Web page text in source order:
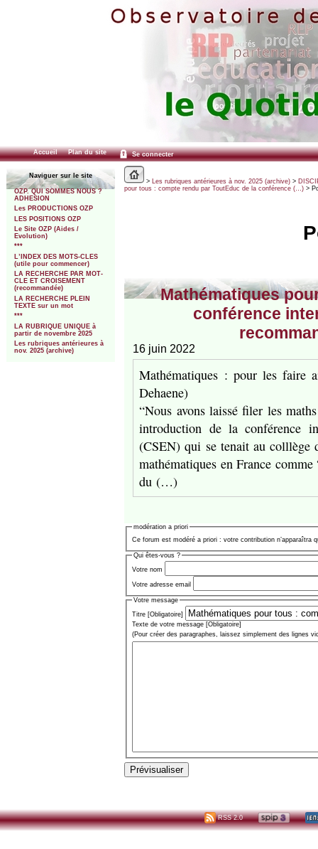
Accueil Plan du site Se connecter
Naviguer sur le site
OZP. QUI SOMMES NOUS ?
ADHESION
Les PRODUCTIONS OZP
LES POSITIONS OZP
Le Site OZP (Aides /
Evolution)
***
L’INDEX DES MOTS-CLES
(utile pour commencer)
LA RECHERCHE PAR MOT-
CLE ET CROISEMENT
(recommandée)
LA RECHERCHE PLEIN
TEXTE sur un mot
***
LA RUBRIQUE UNIQUE à
partir de novembre 2025
Les rubriques antérieures à
nov. 2025 (archive)
> Les rubriques antérieures à nov. 2025 (archive)>
pour tous : compte rendu par ToutEduc de la conférence (…)>
Mathématiques
conférence
16 juin 2022
Mathématiques : pour les faire
Dehaene)
“Nous avons laissé filer les
introduction de la conférence
(CSEN) qui se tenait au colllège
mathématiques en France
du (…)
modération a priori
Ce forum est modéré a priori : votre contribution n’apparaîtra
Qui êtes-vous ?
Votre nom
Votre adresse email
Votre message
Titre [Obligatoire]
Texte de votre message [Obligatoire]
(Pour créer des paragraphes, laissez simplement des lignes
RSS 2.0